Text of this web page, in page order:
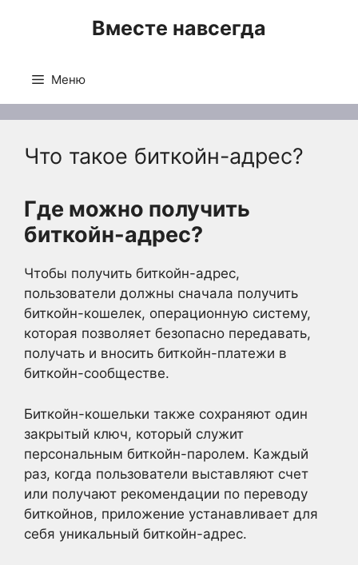
Вместе навсегда
Меню
Что такое биткойн-адрес?
Где можно получить
биткойн-адрес?
Чтобы получить биткойн-адрес,
пользователи должны сначала получить
биткойн-кошелек, операционную систему,
которая позволяет безопасно передавать,
получать и вносить биткойн-платежи в
биткойн-сообществе.
Биткойн-кошельки также сохраняют один
закрытый ключ, который служит
персональным биткойн-паролем. Каждый
раз, когда пользователи выставляют счет
или получают рекомендации по переводу
биткойнов, приложение устанавливает для
себя уникальный биткойн-адрес.